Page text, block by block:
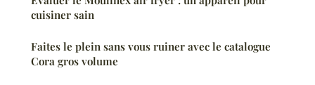
cuisiner sain
Faites le plein sans vous ruiner avec le catalogue
Cora gros volume